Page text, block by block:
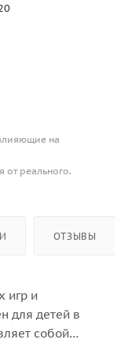
на
от реального.
ОТЗЫВЫ
игр и
для детей в
собой